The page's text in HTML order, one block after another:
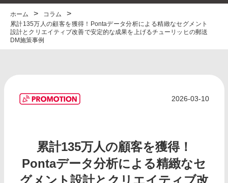
ホーム
コラム
累計135万人の顧客を獲得！Pontaデータ分析による精緻なセグメント
設計とクリエイティブ改善で安定的な成果を上げるチューリッヒの郵送
DM施策事例
2026-03-10
累計135万人の顧客を獲得！
Pontaデータ分析による精緻なセ
グメント設計とクリエイティブ改